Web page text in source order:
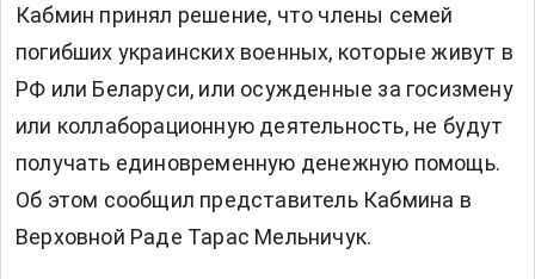
Кабмин принял решение, что члены семей
погибших украинских военных, которые живут в
РФ или Беларуси, или осужденные за госизмену
или коллаборационную деятельность, не будут
получать единовременную денежную помощь.
Об этом сообщил представитель Кабмина в
Верховной Раде Тарас Мельничук.